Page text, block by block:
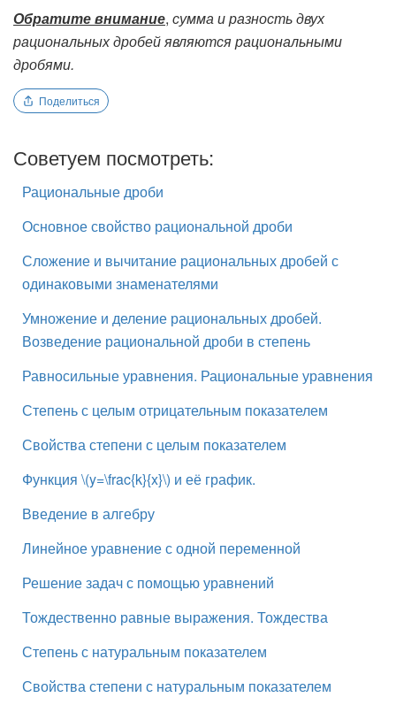
Обратите внимание, сумма и разность двух
рациональных дробей являются рациональными
дробями.
Поделиться
Советуем посмотреть:
Рациональные дроби
Основное свойство рациональной дроби
Сложение и вычитание рациональных дробей с
одинаковыми знаменателями
Умножение и деление рациональных дробей.
Возведение рациональной дроби в степень
Равносильные уравнения. Рациональные уравнения
Степень с целым отрицательным показателем
Свойства степени с целым показателем
Функция \(y=\frac{k}{x}\) и её график.
Введение в алгебру
Линейное уравнение с одной переменной
Решение задач с помощью уравнений
Тождественно равные выражения. Тождества
Степень с натуральным показателем
Свойства степени с натуральным показателем